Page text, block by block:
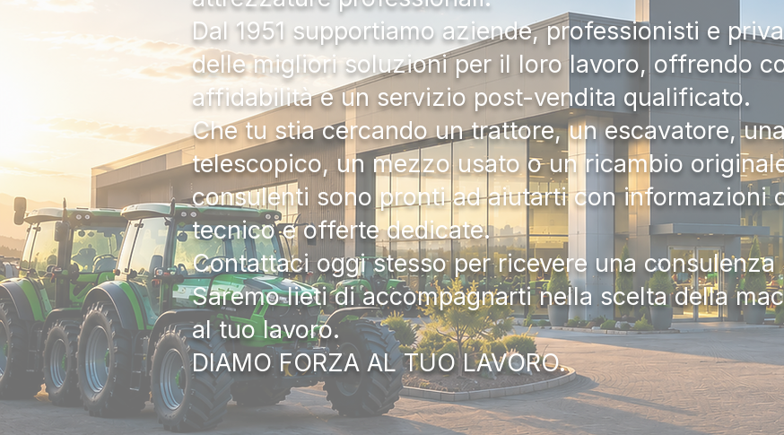
Dal 1951 supportiamo aziende, professionisti e
delle migliori soluzioni per il loro lavoro, offrendo
affidabilità e un servizio post-vendita qualificato.
Che tu stia cercando un trattore, un escavatore,
telescopico, un mezzo usato o un ricambio
consulenti sono pronti ad aiutarti con informazioni
tecnico e offerte dedicate.
Contattaci oggi stesso per ricevere una
Saremo lieti di accompagnarti nella scelta della
al tuo lavoro.
DIAMO FORZA AL TUO LAVORO.